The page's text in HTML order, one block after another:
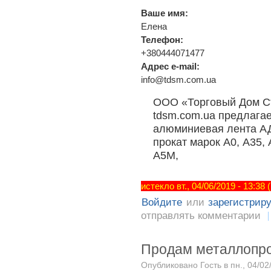
Ваше имя:
Елена
Телефон:
+380444071477
Адрес e-mail:
info@tdsm.com.ua
ООО «Торговый Дом
tdsm.com.ua
алюминиевая лента
прокат марок А0,
А5М,
истекло вт., 04/06/2019 -
Войдите или
отправлять комментарии
Продам
Опубликовано Гость в пн., 04/